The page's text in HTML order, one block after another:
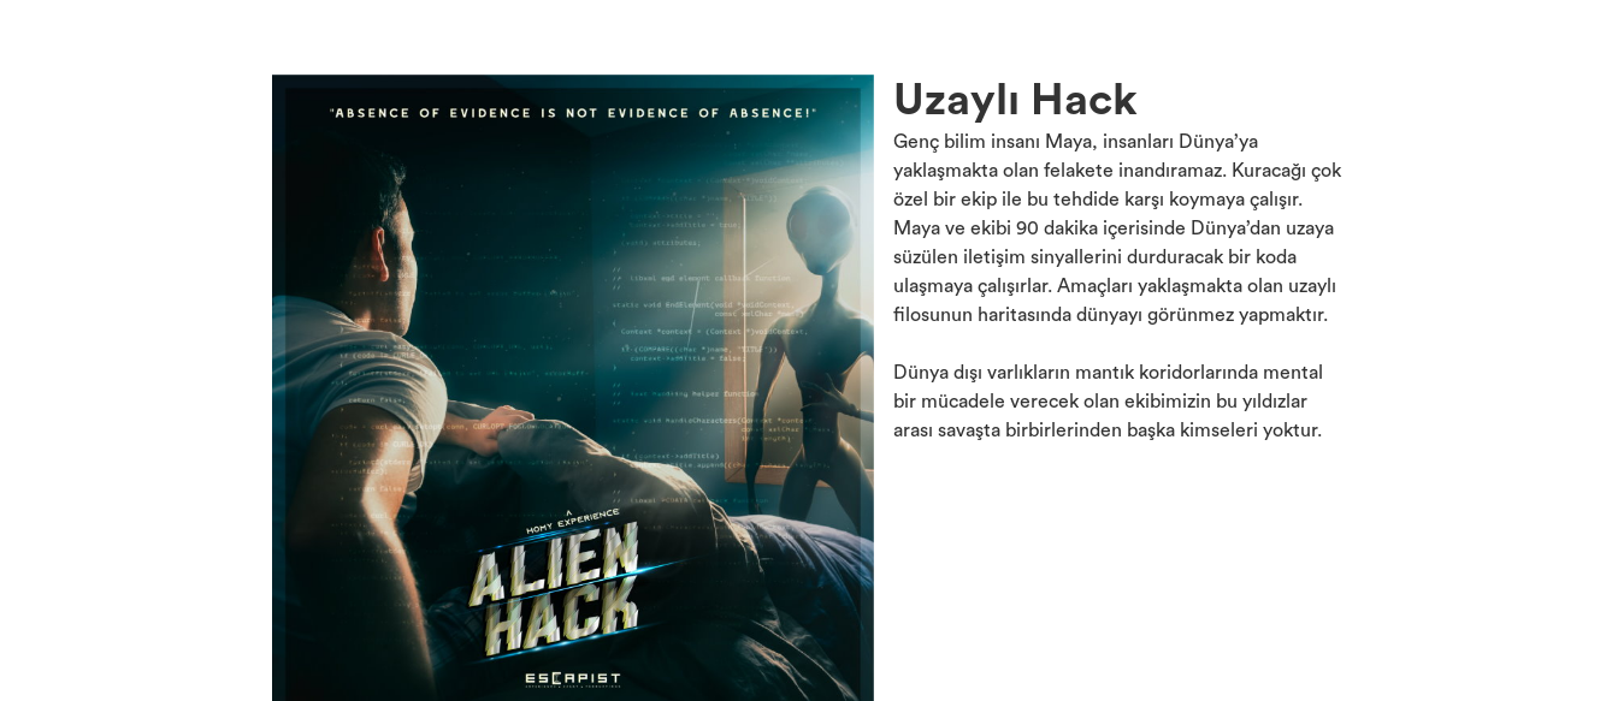
Uzaylı Hack
Genç bilim insanı Maya, insanları Dünya’ya
yaklaşmakta olan felakete inandıramaz. Kuracağı çok
özel bir ekip ile bu tehdide karşı koymaya çalışır.
Maya ve ekibi 90 dakika içerisinde Dünya’dan uzaya
süzülen iletişim sinyallerini durduracak bir koda
ulaşmaya çalışırlar. Amaçları yaklaşmakta olan uzaylı
filosunun haritasında dünyayı görünmez yapmaktır.
Dünya dışı varlıkların mantık koridorlarında mental
bir mücadele verecek olan ekibimizin bu yıldızlar
arası savaşta birbirlerinden başka kimseleri yoktur.